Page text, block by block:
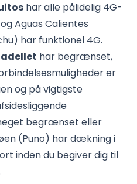
har alle pålidelig 4G-
Aguas Calientes
har funktionel 4G.
har begrænset,
er
og på vigtigste
begrænset eller
(Puno) har dækning i
inden du begiver dig til